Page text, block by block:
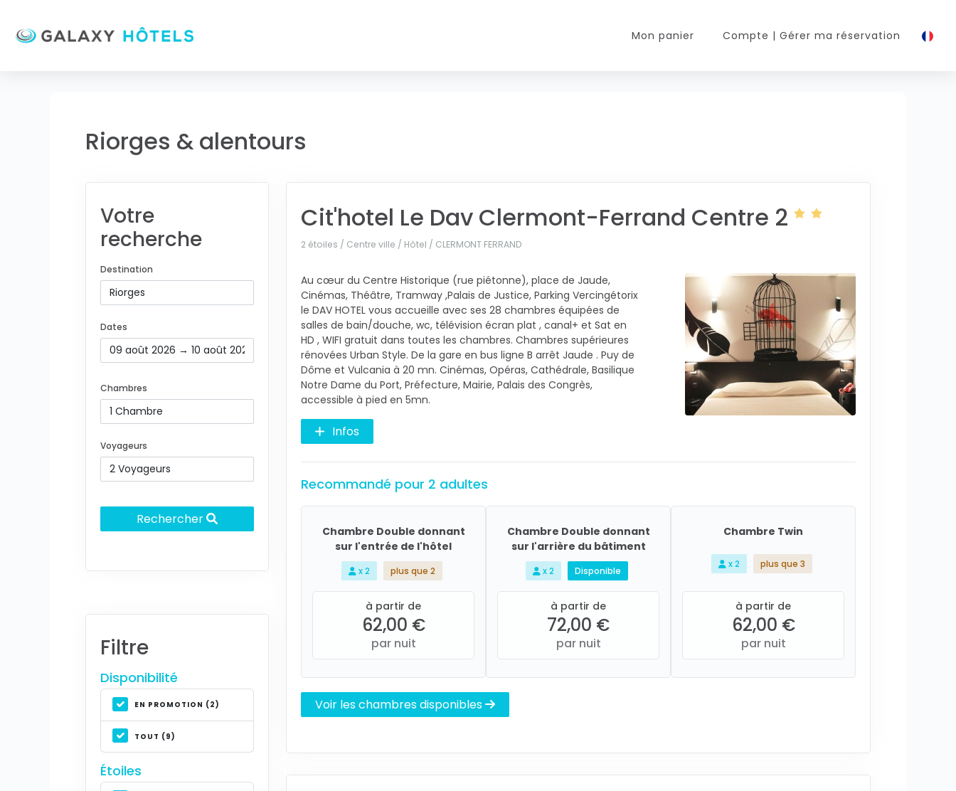
Mon panier Compte | Gérer ma réservation
Riorges & alentours
Votre
recherche
Destination
Dates
Chambres
Voyageurs
Rechercher
Filtre
Disponibilité
EN PROMOTION (2)
TOUT (9)
Étoiles
Cit'hotel Le Dav Clermont-Ferrand Centre 2
2 étoiles / Centre ville / Hôtel / CLERMONT FERRAND
Au cœur du Centre Historique (rue piétonne), place de Jaude,
Cinémas, Théâtre, Tramway ,Palais de Justice, Parking Vercingétorix
le DAV HOTEL vous accueille avec ses 28 chambres équipées de
salles de bain/douche, wc, télévision écran plat , canal+ et Sat en
HD , WIFI gratuit dans toutes les chambres. Chambres supérieures
rénovées Urban Style. De la gare en bus ligne B arrêt Jaude . Puy de
Dôme et Vulcania à 20 mn. Cinémas, Opéras, Cathédrale, Basilique
Notre Dame du Port, Préfecture, Mairie, Palais des Congrès,
accessible à pied en 5mn.
Infos
Recommandé pour 2 adultes
Chambre Double donnant
sur l'entrée de l'hôtel
x 2 plus que 2
à partir de
62,00 €
par nuit
Chambre Double donnant
sur l'arrière du bâtiment
x 2 Disponible
à partir de
72,00 €
par nuit
Chambre Twin
x 2 plus que 3
à partir de
62,00 €
par nuit
Voir les chambres disponibles